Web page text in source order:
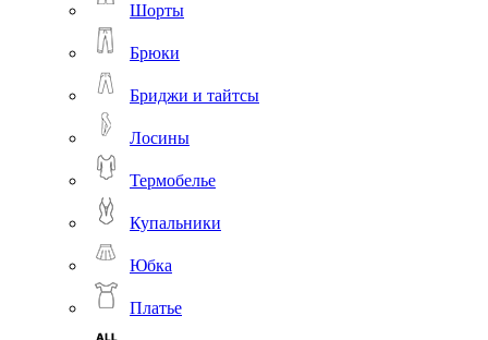
Шорты
Брюки
Бриджи и тайтсы
Лосины
Термобелье
Купальники
Юбка
Платье